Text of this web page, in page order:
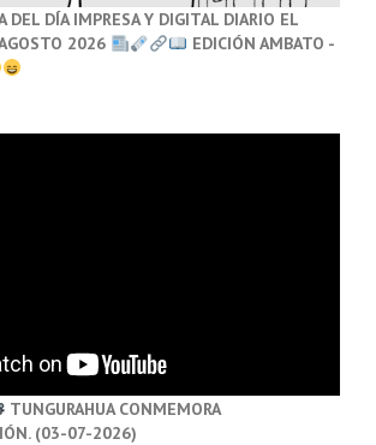
DEL DÍA IMPRESA Y DIGITAL DIARIO EL
2026
EDICIÓN AMBATO -
TUNGURAHUA CONMEMORA
(03-07-2026)